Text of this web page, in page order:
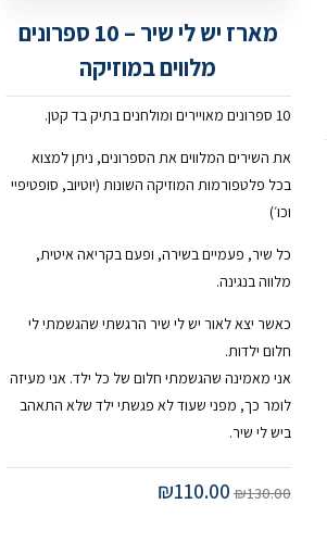
מארז יש לי שיר – 10 ספרונים
מלווים במוזיקה
10 ספרונים מאויירים ומולחנים בתיק בד קטן.
את השירים המלווים את הספרונים, ניתן למצוא
בכל פלטפורמות המוזיקה השונות (יוטיוב, סופטיפיי
וכו׳)
כל שיר, פעמיים בשירה, ופעם בקריאה איטית,
מלווה בנגינה.
כאשר יצא לאור יש לי שיר הרגשתי שהגשמתי לי
חלום ילדות.
אני מאמינה שהגשמתי חלום של כל ילד. אני מעיזה
לומר כך, מפני שעוד לא פגשתי ילד שלא התאהב
ביש לי שיר.
₪130.00
₪110.00